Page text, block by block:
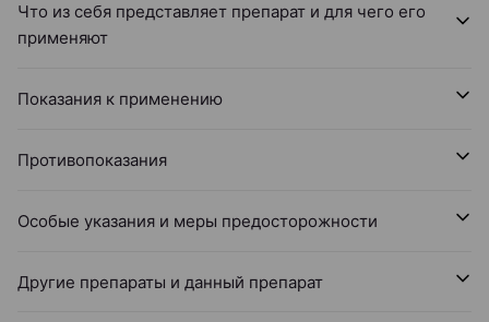
Что из себя представляет препарат и для чего его
применяют
Показания к применению
Противопоказания
Особые указания и меры предосторожности
Другие препараты и данный препарат